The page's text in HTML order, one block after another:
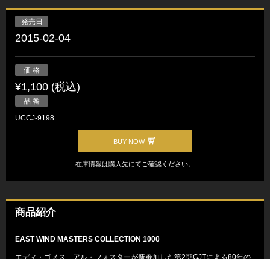
発売日
2015-02-04
価 格
¥1,100 (税込)
品 番
UCCJ-9198
BUY NOW
在庫情報は購入先にてご確認ください。
商品紹介
EAST WIND MASTERS COLLECTION 1000
エディ・ゴメス、アル・フォスターが新参加した第2期GJTによる80年の